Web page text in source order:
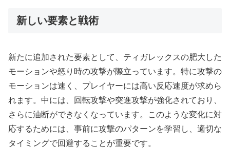
新しい要素と戦術
新たに追加された要素として、ティガレックスの肥大した
モーションや怒り時の攻撃が際立っています。特に攻撃の
モーションは速く、プレイヤーには高い反応速度が求めら
れます。中には、回転攻撃や突進攻撃が強化されており、
さらに油断ができなくなっています。このような変化に対
応するためには、事前に攻撃のパターンを学習し、適切な
タイミングで回避することが重要です。